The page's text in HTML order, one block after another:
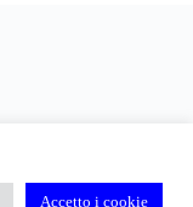
Accetto i cookie